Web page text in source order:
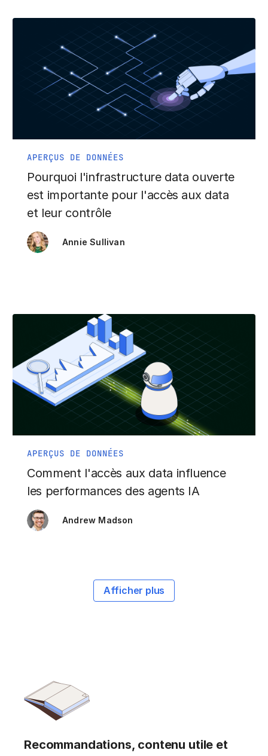
APERÇUS DE DONNÉES
Pourquoi l'infrastructure data ouverte
est importante pour l'accès aux data
et leur contrôle
Annie Sullivan
APERÇUS DE DONNÉES
Comment l'accès aux data influence
les performances des agents IA
Andrew Madson
Afficher plus
Recommandations, contenu utile et